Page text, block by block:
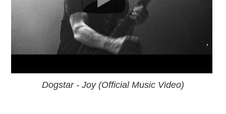
Dogstar - Joy (Official Music Video)